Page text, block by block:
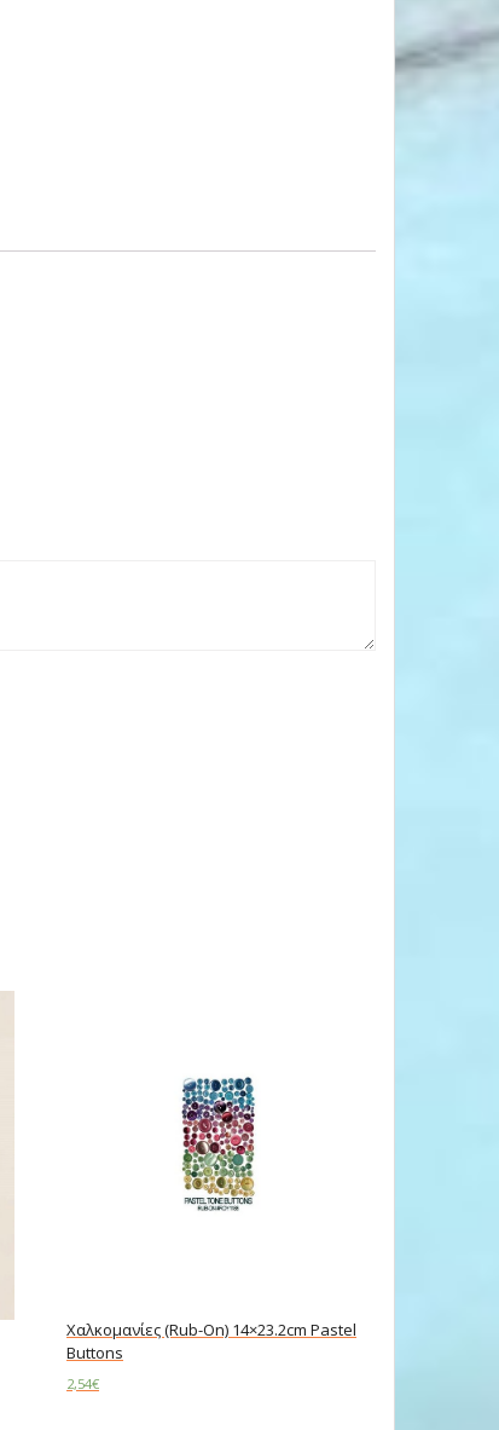
Χαλκομανίες (Rub-On) 14×23.2cm Pastel
Buttons
2,54€